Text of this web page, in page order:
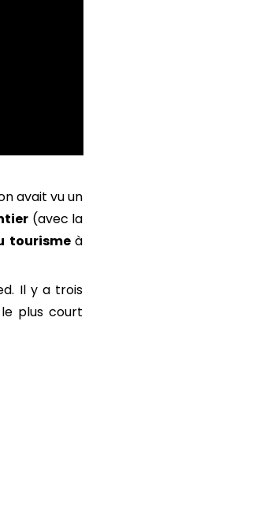
avait vu un
(avec la
tourismeà
Il y a trois
plus court